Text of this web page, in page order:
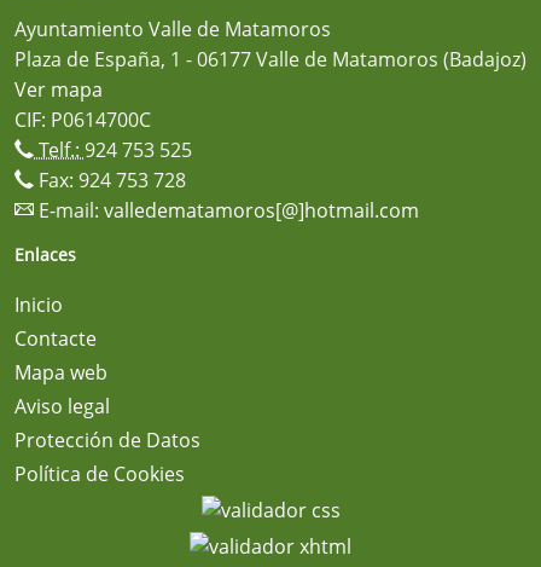
Ayuntamiento Valle de Matamoros
Plaza de España, 1 - 06177 Valle de Matamoros (Badajoz)
Ver mapa
CIF: P0614700C
Telf.: 924 753 525
Fax: 924 753 728
E-mail: valledematamoros[@]hotmail.com
Enlaces
Inicio
Contacte
Mapa web
Aviso legal
Protección de Datos
Política de Cookies